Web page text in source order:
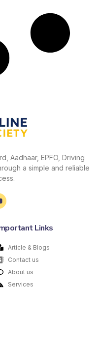
Aadhaar, EPFO, Driving
a simple and reliable
Links
Article & Blogs
Contact us
About us
Services